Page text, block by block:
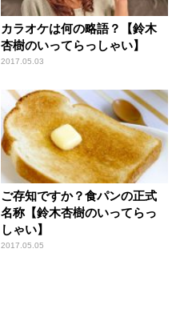
カラオケは何の略語？【鈴木
杏樹のいってらっしゃい】
2017.05.03
ご存知ですか？食パンの正式
名称【鈴木杏樹のいってらっ
しゃい】
2017.05.05